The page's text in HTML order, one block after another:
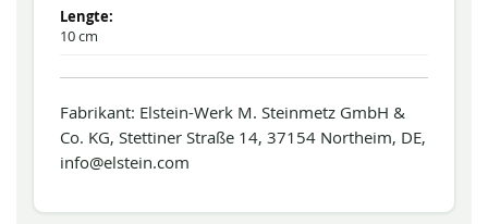
10 cm
Fabrikant: Elstein-Werk M. Steinmetz GmbH &
Co. KG, Stettiner Straße 14, 37154 Northeim, DE,
info@elstein.com